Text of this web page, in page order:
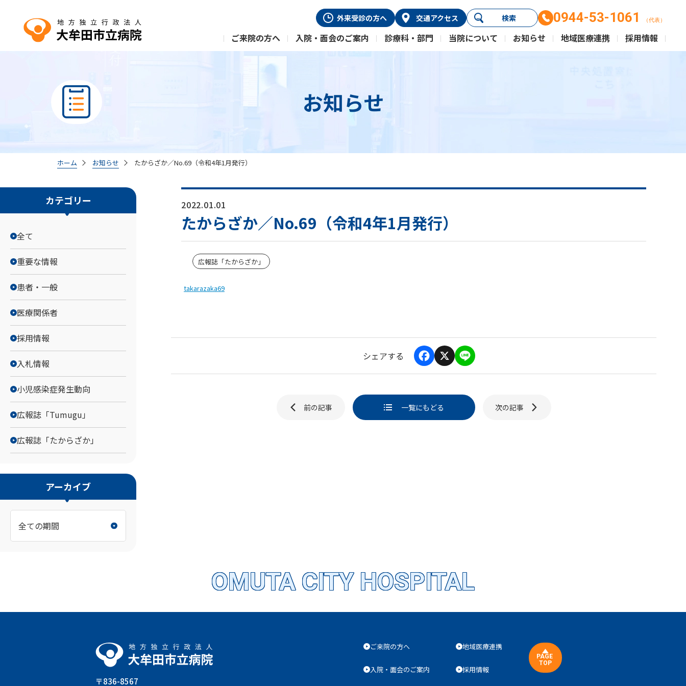
外来受診の方へ 交通アクセス 検索 0944-53-1061 （代表）
ご来院の方へ 入院・面会のご案内 診療科・部門 当院について お知らせ 地域医療連携 採用情報
お知らせ
ホーム お知らせ たからざか／No.69（令和4年1月発行）
2022.01.01
たからざか／No.69（令和4年1月発行）
広報誌「たからざか」
takarazaka69
シェアする
a
e
b
o
o
i
e
ページ送り
一覧にもどる
前の記事 次の記事
カテゴリー
全て
重要な情報
患者・一般
医療関係者
採用情報
入札情報
小児感染症発生動向
広報誌「Tumugu」
広報誌「たからざか」
アーカイブ
OMUTA CITY HOSPITAL
〒836-8567
ご来院の方へ
入院・面会のご案内
地域医療連携
採用情報
PAGE
TOP